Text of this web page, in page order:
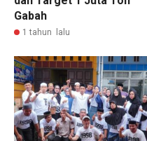
Gabah
1 tahun lalu